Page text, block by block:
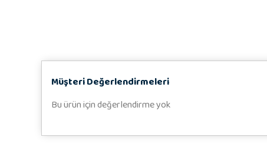
Müşteri Değerlendirmeleri
Bu ürün için değerlendirme yok